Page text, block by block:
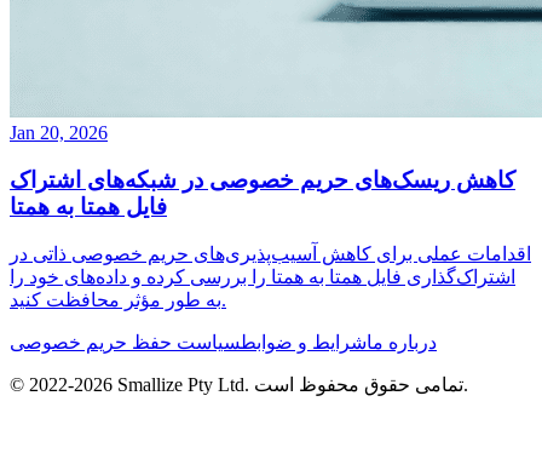
Jan 20, 2026
کاهش ریسک‌های حریم خصوصی در شبکه‌های اشتراک
فایل همتا به همتا
اقدامات عملی برای کاهش آسیب‌پذیری‌های حریم خصوصی ذاتی در
اشتراک‌گذاری فایل همتا به همتا را بررسی کرده و داده‌های خود را
به طور مؤثر محافظت کنید.
درباره ماشرایط و ضوابطسیاست حفظ حریم خصوصی
© 2022-2026 Smallize Pty Ltd. تمامی حقوق محفوظ است.